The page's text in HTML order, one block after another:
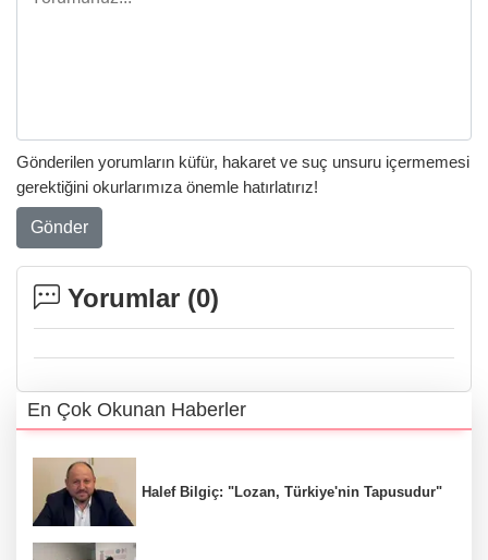
Gönderilen yorumların küfür, hakaret ve suç unsuru içermemesi
gerektiğini okurlarımıza önemle hatırlatırız!
Gönder
Yorumlar (0)
En Çok Okunan Haberler
Halef Bilgiç: "Lozan, Türkiye'nin Tapusudur"